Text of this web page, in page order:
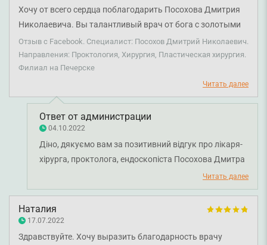
Хочу от всего сердца поблагодарить Посохова Дмитрия
Николаевича. Вы талантливый врач от бога с золотыми
руками и горячим сердцем. Быть врачом — это Ваше
призвание. Но Вы ещё и замечательный человек, добрый,
отзывчивый и умеющий сострадать людям. Вы
прекрасный специалист, хорошо знающий своё дело. Вы
уверенный и решительный. Это хорошие качества для
врача. Желаю Вам здоровья, благополучия и успехов в
Вашем нелёгком и благородном деле. И только
благодарных пациентов. Спасибо всему коллективу за
профессионализм и за Ваши старания. Спасибо за то, что
когда-то решились выбрать эту непростую профессию и
посвятить себя важному делу. Вы не просто помогаете
людям, Вы спасаете этот мир.
Отзыв с Facebook. Специалист: Посохов Дмитрий Николаевич.
Направления: Проктология, Хирургия, Пластическая хирургия.
Филиал на Печерске
Читать далее
Ответ от администрации
04.10.2022
Діно, дякуємо вам за позитивний відгук про лікаря-
хірурга, проктолога, ендоскопіста Посохова Дмитра
Миколайовича. Бажаємо вам міцного здоров'я і
всього нойкращого.
Читать далее
Наталия
17.07.2022
Здравствуйте. Хочу выразить благодарность врачу